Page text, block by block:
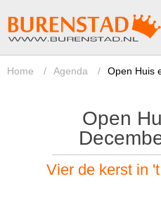
Home / Agenda / Open Huis
Open
Vier de kerst in